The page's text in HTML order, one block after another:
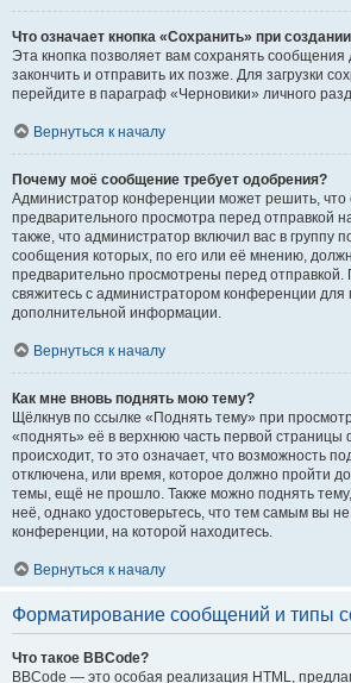
Что означает кнопка «Сохранить» при
Эта кнопка позволяет вам сохранять сообщения
закончить и отправить их позже. Для загрузки
перейдите в параграф «Черновики» личного
Вернуться к началу
Почему моё сообщение требует одобрения?
Администратор конференции может решить,
предварительного просмотра перед отправкой
также, что администратор включил вас в группу
сообщения которых, по его или её мнению,
предварительно просмотрены перед отправкой.
свяжитесь с администратором конференции для
дополнительной информации.
Вернуться к началу
Как мне вновь поднять мою тему?
Щёлкнув по ссылке «Поднять тему» при
«поднять» её в верхнюю часть первой страницы
происходит, то это означает, что возможность
отключена, или время, которое должно пройти
темы, ещё не прошло. Также можно поднять
неё, однако удостоверьтесь, что тем самым вы
конференции, на которой находитесь.
Вернуться к началу
Форматирование сообщений и типы
Что такое BBCode?
BBCode — это особая реализация HTML,